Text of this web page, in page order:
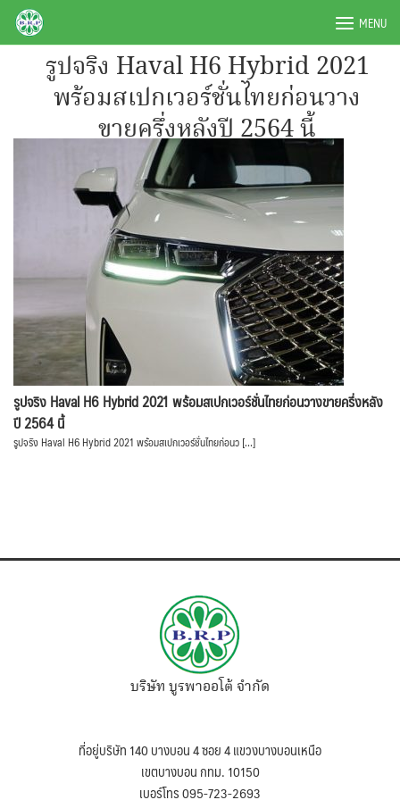
SkipBRPAUTO.COM MENU
รูปจริง Haval H6 Hybrid 2021
พร้อมสเปกเวอร์ชั่นไทยก่อนวาง
ขายครึ่งหลังปี 2564 นี้
รูปจริง Haval H6 Hybrid 2021 พร้อมสเปกเวอร์ชั่นไทยก่อนวางขายครึ่งหลัง
ปี 2564 นี้
รูปจริง Haval H6 Hybrid 2021 พร้อมสเปกเวอร์ชั่นไทยก่อนว […]
บริษัท บูรพาออโต้ จำกัด
ที่อยู่บริษัท 140 บางบอน 4 ซอย 4 แขวงบางบอนเหนือ
เขตบางบอน กทม. 10150
เบอร์โทร 095-723-2693